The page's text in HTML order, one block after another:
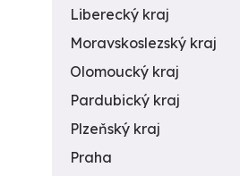
Liberecký kraj
Moravskoslezský kraj
Olomoucký kraj
Pardubický kraj
Plzeňský kraj
Praha